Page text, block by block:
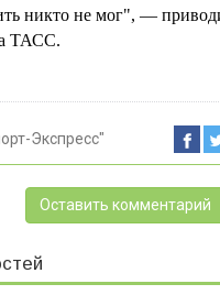
никто не мог", —
ТАСС.
Экспресс"
Оставить комментарий